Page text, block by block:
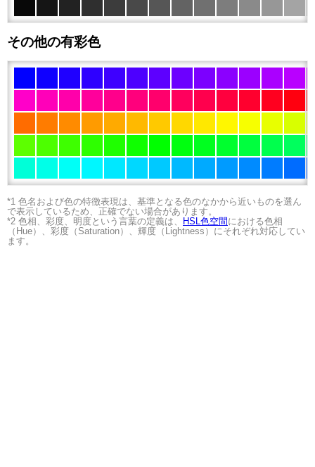
その他の有彩色
*1 色名および色の特徴表現は、基準となる色のなかから近いものを選ん
で表示しているため、正確でない場合があります。
*2 色相、彩度、明度という言葉の定義は、
HSL色空間 における色相
（Hue）、彩度（Saturation）、輝度（Lightness）にそれぞれ対応してい
ます。